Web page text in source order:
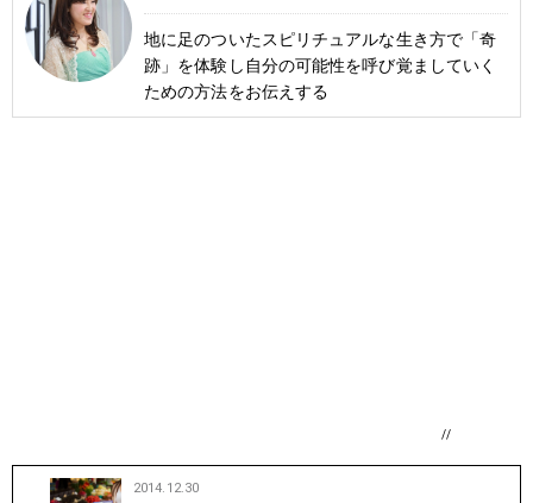
地に足のついたスピリチュアルな生き方で「奇
跡」を体験し自分の可能性を呼び覚ましていく
ための方法をお伝えする
//
2014.12.30